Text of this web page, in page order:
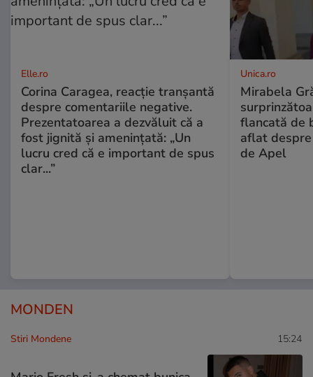
Elle.ro
Corina Caragea, reacție tranșantă
despre comentariile negative.
Prezentatoarea a dezvăluit că a
fost jignită și amenințată: „Un
lucru cred că e important de spus
clar...”
Unica.ro
Mirabela
flancată de
aflat
de Apel
MONDEN
Stiri Mondene 15:24